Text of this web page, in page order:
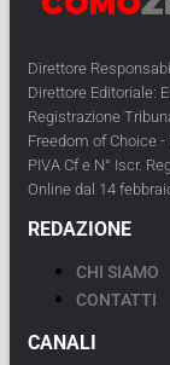
Direttore
Direttore Editoriale:
Registrazione
Freedom of Choice
PIVA Cf e N° Iscr.
Online dal 14
REDAZIONE
CHI SIAMO
CONTATTI
CANALI